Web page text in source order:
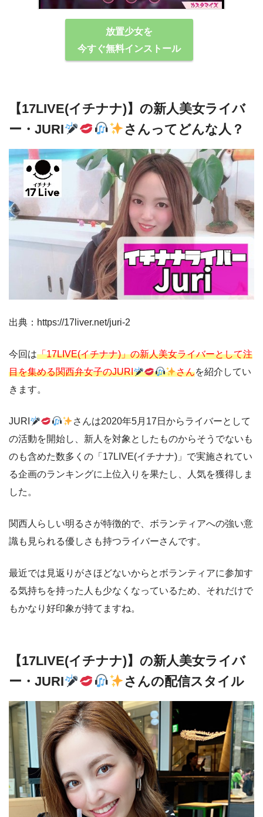
放置少女を
今すぐ無料インストール
【17LIVE(イチナナ)】の新人美女ライバ
ー・JURI
さんってどんな人？
出典：https://17liver.net/juri-2
今回は「17LIVE(イチナナ)」の新人美女ライバーとして注
目を集める関西弁女子のJURI
さんを紹介してい
きます。
JURI
さんは2020年5月17日からライバーとして
の活動を開始し、新人を対象としたものからそうでないも
のも含めた数多くの「17LIVE(イチナナ)」で実施されてい
る企画のランキングに上位入りを果たし、人気を獲得しま
した。
関西人らしい明るさが特徴的で、ボランティアへの強い意
識も見られる優しさも持つライバーさんです。
最近では見返りがさほどないからとボランティアに参加す
る気持ちを持った人も少なくなっているため、それだけで
もかなり好印象が持てますね。
【17LIVE(イチナナ)】の新人美女ライバ
ー・JURI
さんの配信スタイル